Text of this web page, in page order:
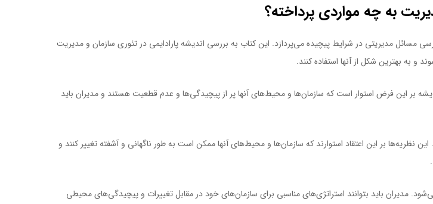
به چه مواردی پرداخته؟
مسائل مدیریتی در شرایط پیچیده می‌پردازد. این کتاب به بررسی اندیشه پارادایمی در تئوری سازمان و مدیریت
به بهترین شکل از آنها استفاده کنند.
بر این فرض استوار است که سازمان‌ها و محیط‌های آنها پر از پیچیدگی‌ها و عدم قطعیت هستند و مدیران باید
نظریه‌ها بر این اعتقاد استوارند که سازمان‌ها و محیط‌های آنها ممکن است به طور ناگهانی و آشفته تغییر کنند و
مدیران باید بتوانند استراتژی‌های مناسبی برای سازمان‌های خود در مقابل تغییرات و پیچیدگی‌های محیطی